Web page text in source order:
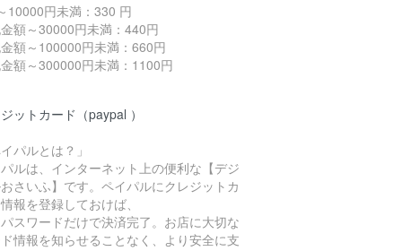
10000円未満：330 円
金額～30000円未満：440円
金額～100000円未満：660円
金額～300000円未満：1100円
ットカード（paypal ）
イパルとは？」
ルは、インターネット上の便利な【デジ
さいふ】です。ペイパルにクレジットカ
報を登録しておけば、
スワードだけで決済完了。お店に大切な
情報を知らせることなく、より安全に支